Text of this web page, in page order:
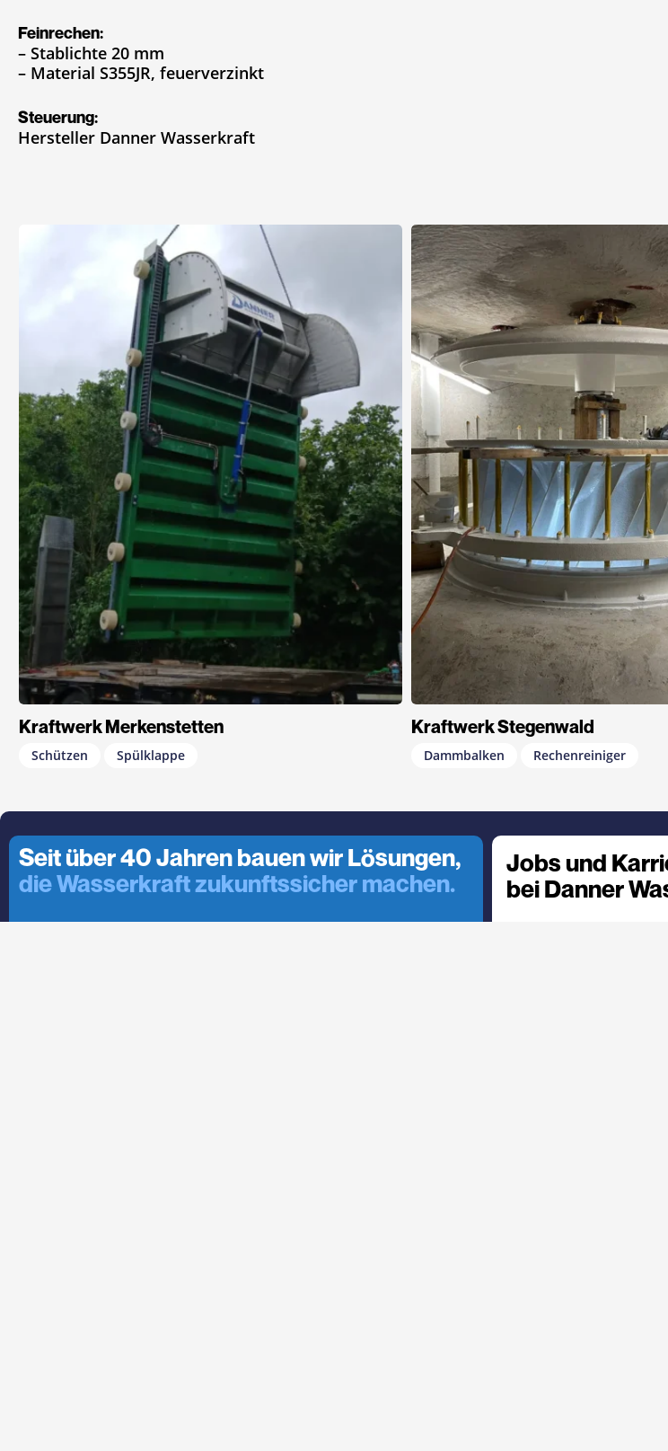
Feinrechen:
– Stablichte 20 mm
– Material S355JR, feuerverzinkt
Steuerung:
Hersteller Danner Wasserkraft
Schützen Spülklappe
Kraftwerk Merkenstetten
Kraftwerk
Stegenwald
Dammbalken Rechenreiniger
Kraftwerk Stegenwald
Seit über 40 Jahren bauen wir Lösungen,
die Wasserkraft zukunftssicher machen.
Jobs und
bei Danner